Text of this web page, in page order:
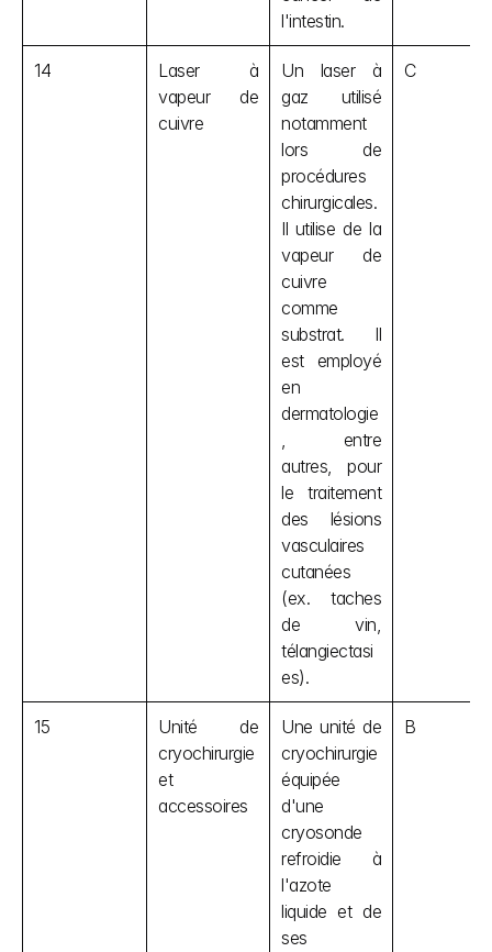
l'intestin.
14
Laser à
vapeur de
cuivre
Un laser à
gaz utilisé
notamment
lors de
procédures
chirurgicales.
Il utilise de la
vapeur de
cuivre
comme
substrat. Il
est employé
en
dermatologie
, entre
autres, pour
le traitement
des lésions
vasculaires
cutanées
(ex. taches
de vin,
télangiectasi
es).
C
15
Unité de
cryochirurgie
et
accessoires
Une unité de
cryochirurgie
équipée
d'une
cryosonde
refroidie à
l'azote
liquide et de
ses
B